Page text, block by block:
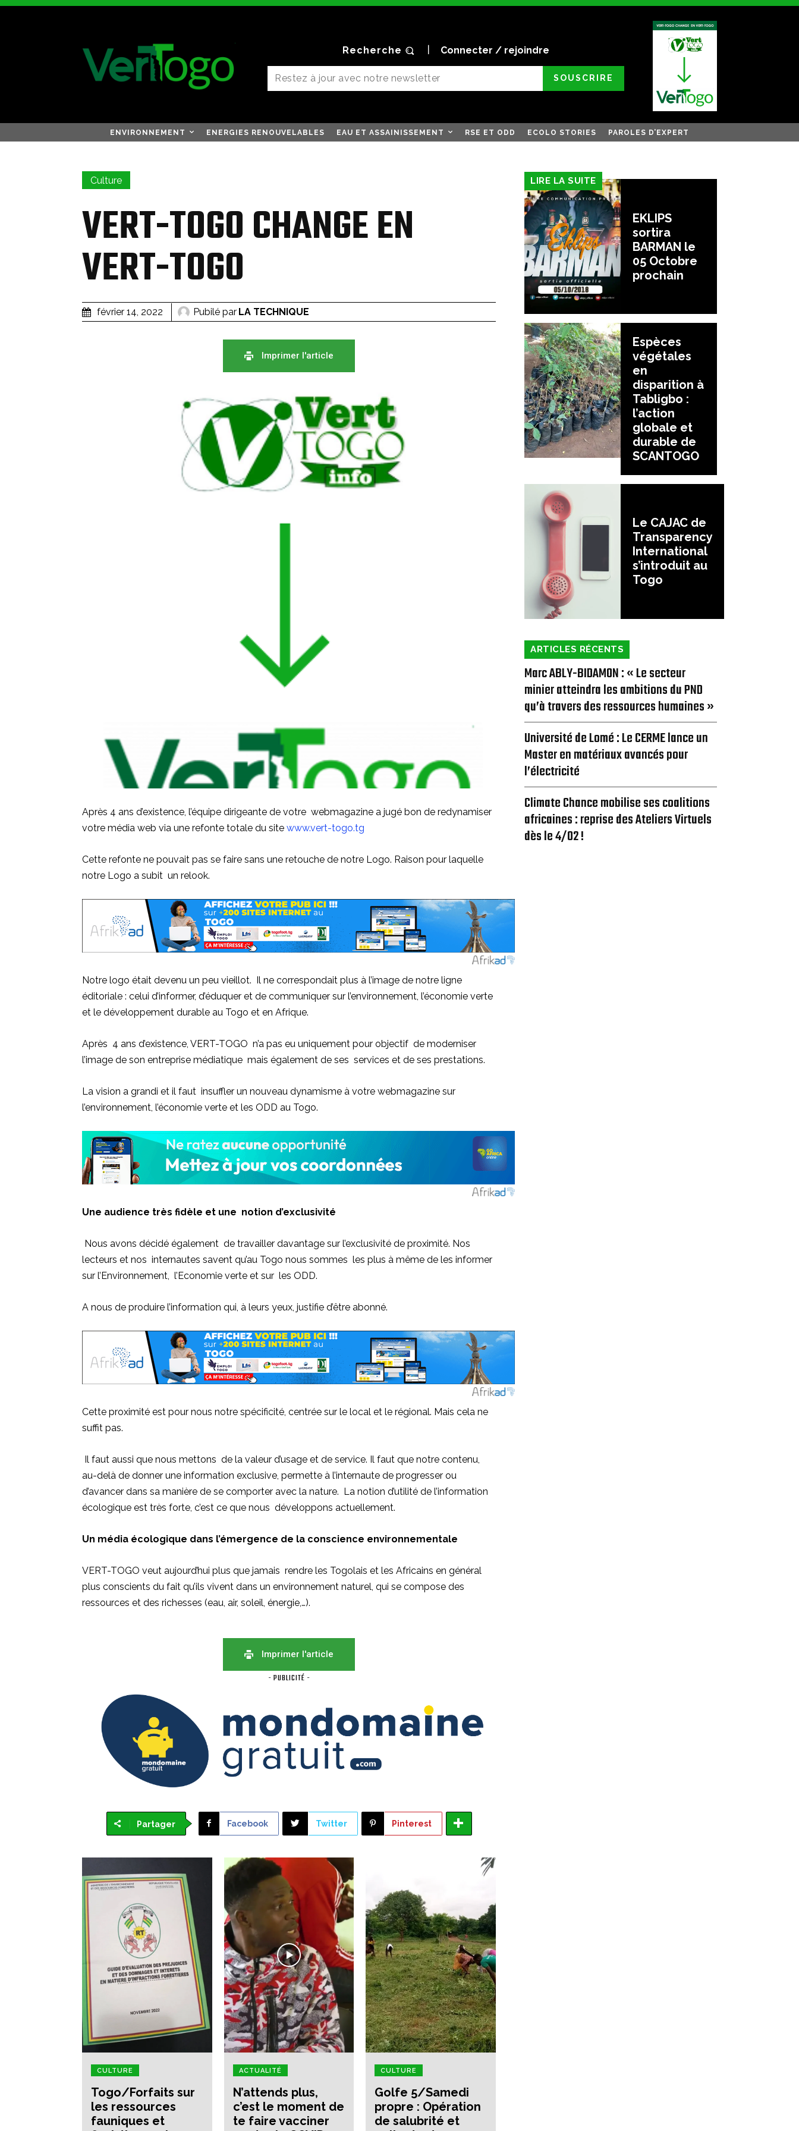
Recherche Connecter / rejoindre
SOUSCRIRE
ENVIRONNEMENT ENERGIES RENOUVELABLES EAU ET ASSAINISSEMENT RSE ET ODD ECOLO STORIES PAROLES D’EXPERT
Culture
VERT-TOGO CHANGE EN
VERT-TOGO
février 14, 2022 Pubilé par LA TECHNIQUE
Imprimer l'article
Après 4 ans d’existence, l’équipe dirigeante de votre webmagazine a jugé bon de redynamiser
votre média web via une refonte totale du site www.vert-togo.tg
Cette refonte ne pouvait pas se faire sans une retouche de notre Logo. Raison pour laquelle
notre Logo a subit un relook.
Notre logo était devenu un peu vieillot. Il ne correspondait plus à l’image de notre ligne
éditoriale : celui d’informer, d’éduquer et de communiquer sur l’environnement, l’économie verte
et le développement durable au Togo et en Afrique.
Après 4 ans d’existence, VERT-TOGO n’a pas eu uniquement pour objectif de moderniser
l’image de son entreprise médiatique mais également de ses services et de ses prestations.
La vision a grandi et il faut insuffler un nouveau dynamisme à votre webmagazine sur
l’environnement, l’économie verte et les ODD au Togo.
Une audience très fidèle et une notion d’exclusivité
Nous avons décidé également de travailler davantage sur l’exclusivité de proximité. Nos
lecteurs et nos internautes savent qu’au Togo nous sommes les plus à même de les informer
sur l’Environnement, l’Economie verte et sur les ODD.
A nous de produire l’information qui, à leurs yeux, justifie d’être abonné.
Cette proximité est pour nous notre spécificité, centrée sur le local et le régional. Mais cela ne
suffit pas.
Il faut aussi que nous mettons de la valeur d’usage et de service. Il faut que notre contenu,
au-delà de donner une information exclusive, permette à l’internaute de progresser ou
d’avancer dans sa manière de se comporter avec la nature. La notion d’utilité de l’information
écologique est très forte, c’est ce que nous développons actuellement.
Un média écologique dans l’émergence de la conscience environnementale
VERT-TOGO veut aujourd’hui plus que jamais rendre les Togolais et les Africains en général
plus conscients du fait qu’ils vivent dans un environnement naturel, qui se compose des
ressources et des richesses (eau, air, soleil, énergie,…).
Imprimer l'article
- PUBLICITÉ -
Partager Facebook Twitter Pinterest
CULTURE
Togo/Forfaits sur
les ressources
fauniques et
ACTUALITÉ
N’attends plus,
c’est le moment de
te faire vacciner
CULTURE
Golfe 5/Samedi
propre : Opération
de salubrité et
LIRE LA SUITE
EKLIPS
sortira
BARMAN le
05 Octobre
prochain
Espèces
végétales
en
disparition à
Tabligbo :
l’action
globale et
durable de
SCANTOGO
Le CAJAC de
Transparency
International
s’introduit au
Togo
ARTICLES RÉCENTS
Marc ABLY-BIDAMON : « Le secteur
minier atteindra les ambitions du PND
qu’à travers des ressources humaines »
Université de Lomé : Le CERME lance un
Master en matériaux avancés pour
l’électricité
Climate Chance mobilise ses coalitions
africaines : reprise des Ateliers Virtuels
dès le 4/02 !